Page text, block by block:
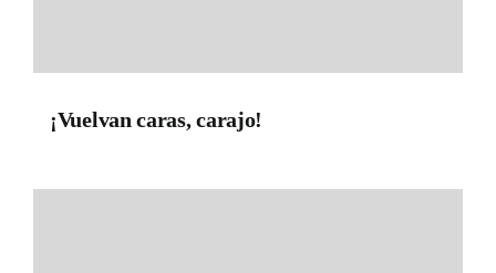
¡Vuelvan caras, carajo!